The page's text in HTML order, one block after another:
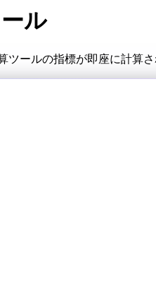
ル
ールの指標が即座に計算